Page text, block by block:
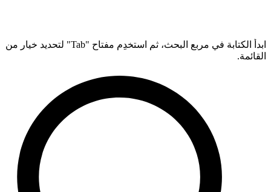
ابدأ الكتابة في مربع البحث، ثم استخدِم مفتاح "Tab" لتحديد خيار من
القائمة.